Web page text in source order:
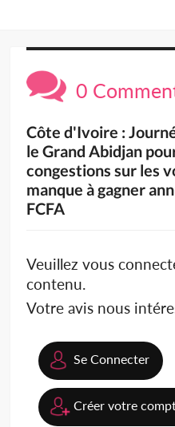
0
Côte d'Ivoire :
le Grand Abidjan
congestions sur les
manque à gagner
FCFA
Veuillez vous
contenu.
Votre avis nous
Se Connecter
Créer votre